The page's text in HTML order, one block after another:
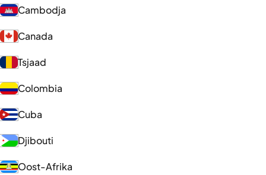
Cambodja
Canada
Tsjaad
Colombia
Cuba
Djibouti
Oost-Afrika